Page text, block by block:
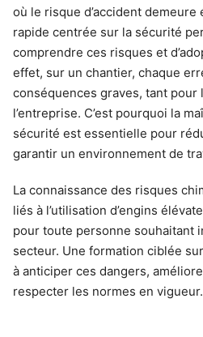
où le risque d’accident demeure
rapide centrée sur la sécurité
comprendre ces risques et
effet, sur un chantier, chaque
conséquences graves, tant pour
l’entreprise. C’est pourquoi la
sécurité est essentielle pour
garantir un environnement de
La connaissance des risques
liés à l’utilisation d’engins
pour toute personne souhaitant
secteur. Une formation ciblée
à anticiper ces dangers,
respecter les normes en vigueur.